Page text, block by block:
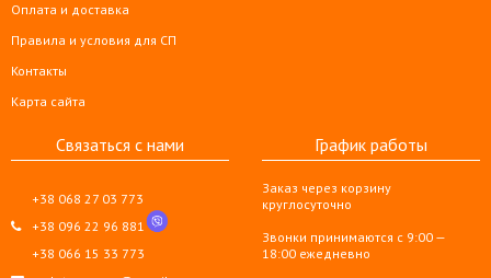
Оплата и доставка
Правила и условия для СП
Контакты
Карта сайта
Связаться с нами
+38 068 27 03 773
+38 096 22 96 881
+38 066 15 33 773
График работы
Заказ через корзину
круглосуточно
Звонки принимаются с 9:00 —
18:00 ежедневно